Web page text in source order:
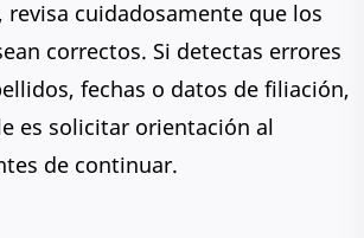
revisa cuidadosamente que los
correctos. Si detectas errores
fechas o datos de filiación,
es solicitar orientación al
de continuar.